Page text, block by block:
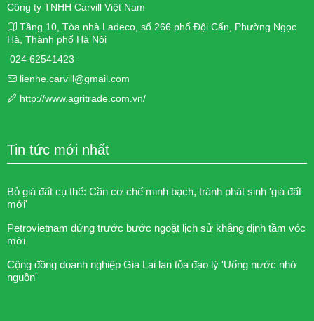
Công ty TNHH Carvill Việt Nam
Tầng 10, Tòa nhà Ladeco, số 266 phố Đội Cấn, Phường Ngọc
Hà, Thành phố Hà Nội
024 62541423
lienhe.carvill@gmail.com
http://www.agritrade.com.vn/
Tin tức mới nhất
Bỏ giá đất cụ thể: Cần cơ chế minh bạch, tránh phát sinh 'giá đất
mới'
Petrovietnam đứng trước bước ngoặt lịch sử khẳng định tầm vóc
mới
Cộng đồng doanh nghiệp Gia Lai lan tỏa đạo lý 'Uống nước nhớ
nguồn'